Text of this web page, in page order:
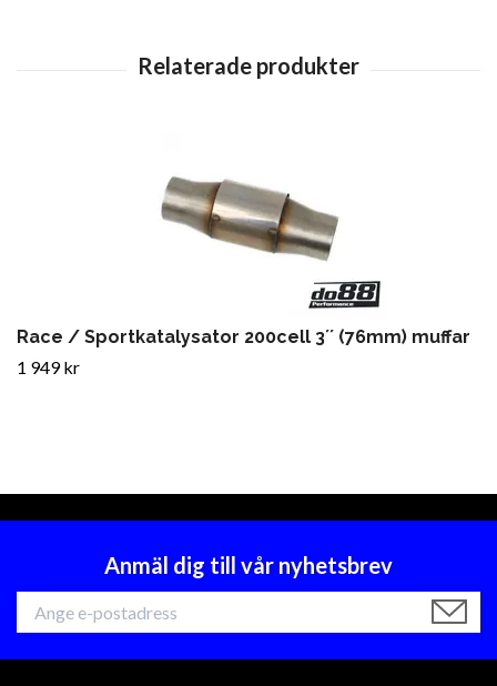
Race / Sportkatalysator 200cell 3´´ (76mm) muffar
1 949 kr
Anmäl dig till vår nyhetsbrev